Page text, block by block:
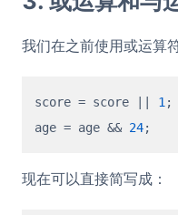
我们在之前使用或运算
score = score || 1;
age = age && 24
现在可以直接简写成：